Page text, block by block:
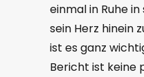
einmal in Ruhe
sein Herz hinein
ist es ganz
Bericht ist keine